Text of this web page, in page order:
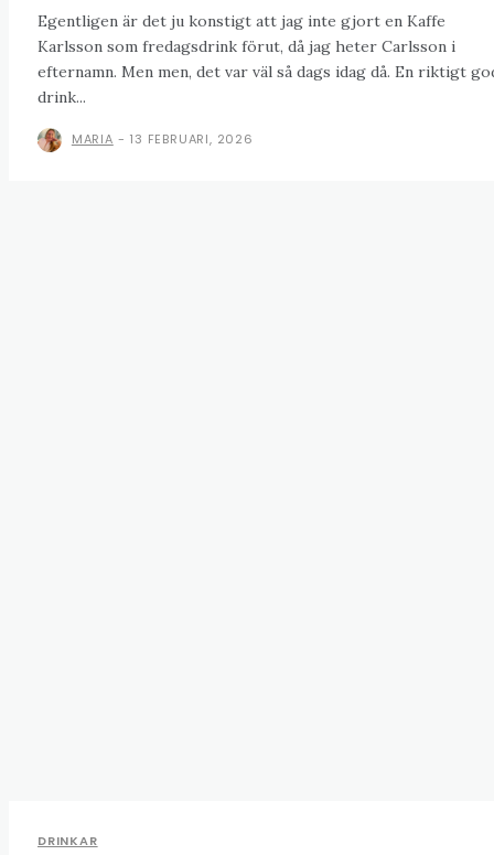
Egentligen är det ju konstigt att jag inte gjort en Kaffe
Karlsson som fredagsdrink förut, då jag heter Carlsson i
efternamn. Men men, det var väl så dags idag då. En riktigt
drink...
MARIA - 13 FEBRUARI, 2026
DRINKAR